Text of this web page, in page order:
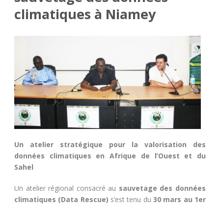
climatiques à Niamey
Un atelier stratégique pour la valorisation des
données climatiques en Afrique de l’Ouest et du
Sahel
Un atelier régional consacré au sauvetage des données
climatiques (Data Rescue) s’est tenu du30 mars au 1er